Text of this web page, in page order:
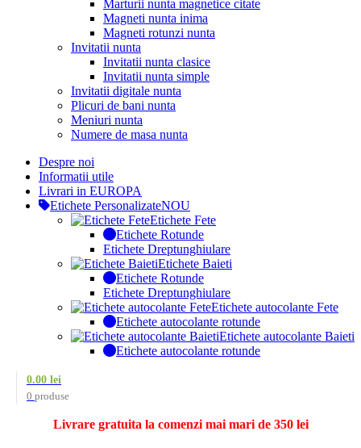
Marturii nunta magnetice citate
Magneti nunta inima
Magneti rotunzi nunta
Invitatii nunta
Invitatii nunta clasice
Invitatii nunta simple
Invitatii digitale nunta
Plicuri de bani nunta
Meniuri nunta
Numere de masa nunta
Despre noi
Informatii utile
Livrari in EUROPA
Etichete PersonalizateNOU
Etichete Fete
Etichete Rotunde
Etichete Dreptunghiulare
Etichete Baieti
Etichete Rotunde
Etichete Dreptunghiulare
Etichete autocolante Fete
Etichete autocolante rotunde
Etichete autocolante Baieti
Etichete autocolante rotunde
0 produse
0.00 lei
Livrare gratuita la comenzi mai mari de 350 lei